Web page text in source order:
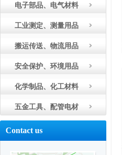
电子部品、电气材料
工业测定、测量用品
搬运传送、物流用品
安全保护、环境用品
化学制品、化工材料
五金工具、配管电材
Contact us